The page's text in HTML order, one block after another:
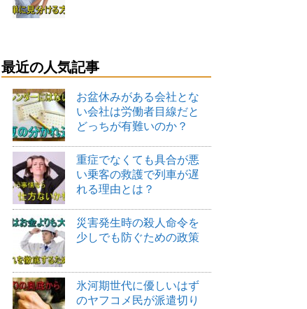
最近の人気記事
お盆休みがある会社とな
い会社は労働者目線だと
どっちが有難いのか？
重症でなくても具合が悪
い乗客の救護で列車が遅
れる理由とは？
災害発生時の殺人命令を
少しでも防ぐための政策
氷河期世代に優しいはず
のヤフコメ民が派遣切り